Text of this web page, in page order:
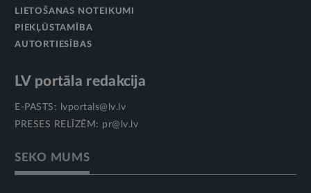
LIETOŠANAS NOTEIKUMI
PIEKĻŪSTAMĪBA
AUTORTIESĪBAS
LV portāla redakcija
E-PASTS:
lvportals@lv.lv
PRESES RELĪZĒM: pr@lv.lv
SEKO MUMS